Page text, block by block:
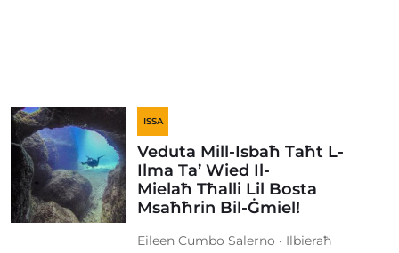
ISSA
Veduta Mill-Isbaħ Taħt L-
Ilma Ta’ Wied Il-
Mielaħ Tħalli Lil Bosta
Msaħħrin Bil-Ġmiel!
Eileen Cumbo Salerno • Ilbieraħ